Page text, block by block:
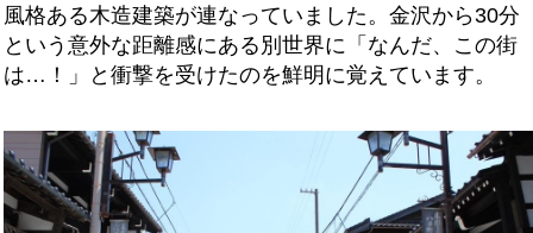
風格ある木造建築が連なっていました。金沢から30分
という意外な距離感にある別世界に「なんだ、この街
は…！」と衝撃を受けたのを鮮明に覚えています。